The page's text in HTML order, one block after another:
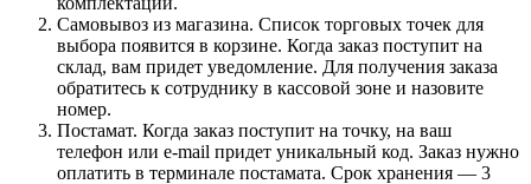
Самовывоз из магазина. Список торговых точек для
выбора появится в корзине. Когда заказ поступит на
склад, вам придет уведомление. Для получения заказа
обратитесь к сотруднику в кассовой зоне и назовите
номер.
Постамат. Когда заказ поступит на точку, на ваш
телефон или e-mail придет уникальный код. Заказ нужно
оплатить в терминале постамата. Срок хранения — 3